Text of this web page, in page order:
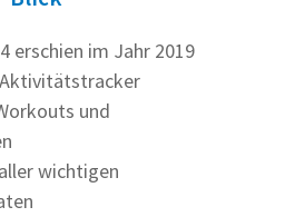
erschien im Jahr 2019
und
wichtigen